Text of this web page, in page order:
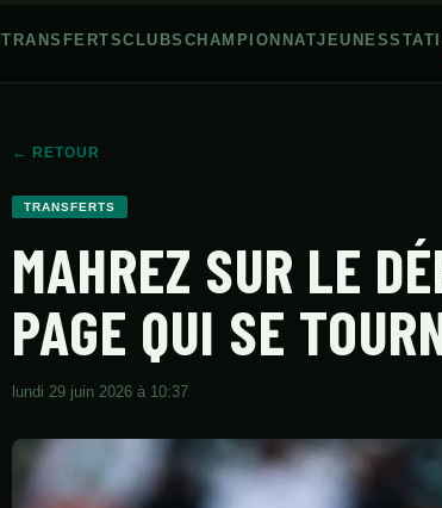
TRANSFERTSCLUBS CHAMPIONNATJEUNES
← RETOUR
TRANSFERTS
MAHREZ SUR LE
PAGE QUI SE
lundi 29 juin 2026 à 10:37